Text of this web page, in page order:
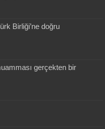
Birliği’ne doğru
gerçekten bir